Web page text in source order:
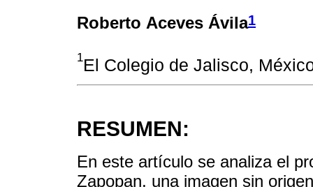
Roberto Aceves Ávila1
1El Colegio de Jalisco,
RESUMEN:
En este artículo se analiza el
Zapopan, una imagen sin